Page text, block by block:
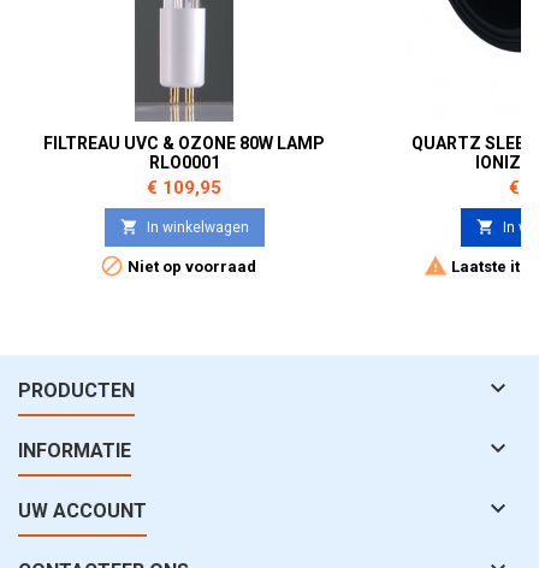
FILTREAU UVC & OZONE 80W LAMP
RLO0001
Prijs
€ 109,95
 In winkelwagen
 Niet op voorraad
QUARTZ
€
 In
 Laatste
PRODUCTEN 
INFORMATIE 
UW ACCOUNT 